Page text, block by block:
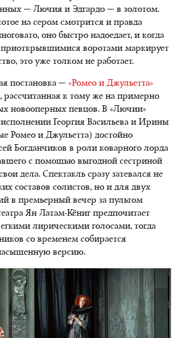
— Лючия и Эдгардо — в золотом.
на сером смотрится и правда
оно быстро надоедает, и когда
приоткрывшимися воротами маркирует
это уже толком не работает.
постановка — «Ромео и Джульетта»
рассчитанная к тому же на примерно
новооперных певцов. В «Лючии»
Георгия Васильева и Ирины
Ромео и Джульетта) достойно
Богданчиков в роли коварного лорда
с помощью выгодной сестриной
дела. Спектакль сразу затевался не
составов солистов, но и для двух
в премьерный вечер за пультом
Ян Латам-Кёниг предпочитает
лирическими голосами, тогда
со временем собирается
версию.